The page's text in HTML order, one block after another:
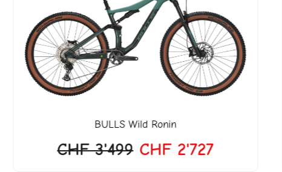
BULLSWild Ronin
CHF3'499
war:
CHF 3'499
CHF2'727
ist:
CHF 2'727.